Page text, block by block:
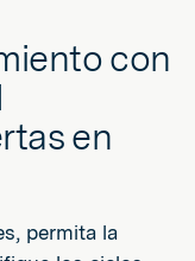
con
en
permita la